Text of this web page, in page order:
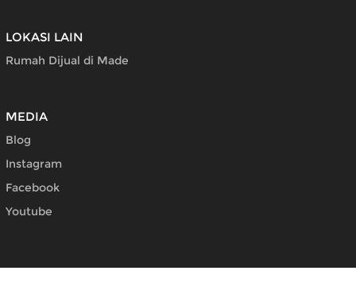
LOKASI LAIN
Rumah Dijual di Made
MEDIA
Blog
Instagram
Facebook
Youtube